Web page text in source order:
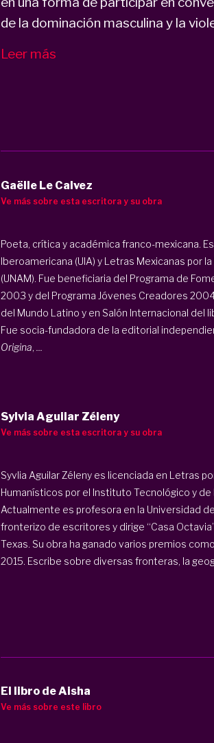
de la dominación masculina y la
Leer más
Gaëlle Le Calvez
Ve más sobre esta escritora y su obra
Poeta, crítica y académica franco-mexicana.
Iberoamericana (UIA) y Letras Mexicanas por
(UNAM). Fue beneficiaria del Programa de
2003 y del Programa Jóvenes Creadores
del Mundo Latino y en Salón Internacional del
Fue socia-fundadora de la editorial
Origina, ...
Sylvia Aguilar Zéleny
Ve más sobre esta escritora y su obra
Syvlia Aguilar Zéleny es licenciada en Letras
Humanísticos por el Instituto Tecnológico y
Actualmente es profesora en la Universidad
fronterizo de escritores y dirige “Casa
Texas. Su obra ha ganado varios premios
2015. Escribe sobre diversas fronteras, la
El libro de Aisha
Ve más sobre este libro